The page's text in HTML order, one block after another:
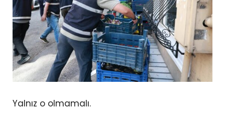
Yalnız o olmamalı.